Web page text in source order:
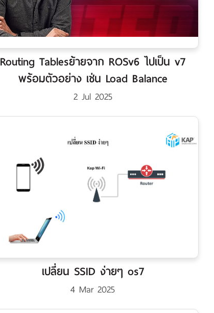
Routing Tablesย้ายจาก ROSv6 ไปเป็น v7
พร้อมตัวอย่าง เช่น Load Balance
2 Jul 2025
เปลี่ยน SSID ง่ายๆ os7
4 Mar 2025